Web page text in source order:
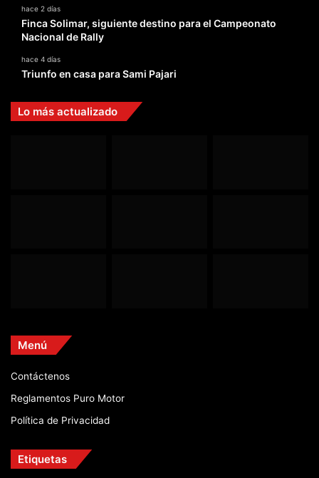
hace 2 días
Finca Solimar, siguiente destino para el Campeonato
Nacional de Rally
hace 4 días
Triunfo en casa para Sami Pajari
Lo más actualizado
Menú
Contáctenos
Reglamentos Puro Motor
Política de Privacidad
Etiquetas